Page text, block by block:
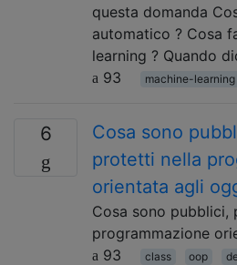
questa domanda
automatico ? Cosa
learning ? Quando
93
machine-learning
6
Cosa sono
protetti nella
orientata agli
Cosa sono
programmazione
93
class oop